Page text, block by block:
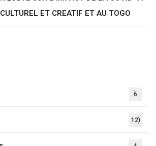
ET CREATIF ET AU TOGO
6
12)